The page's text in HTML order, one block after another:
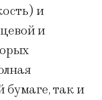
и
и
так и